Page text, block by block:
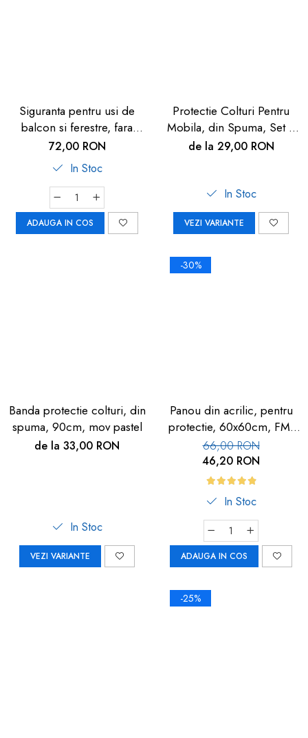
Siguranta pentru usi de
balcon si ferestre, fara
gaurire sau lipire, gri
antracit, Reer WinLock
70021
72,00 RON
In Stoc
ADAUGA IN COS
Protectie Colturi Pentru
Mobila, din Spuma, Set 4
buc
de la 29,00 RON
In Stoc
VEZI VARIANTE
Banda protectie colturi, din
spuma, 90cm, mov pastel
de la 33,00 RON
In Stoc
VEZI VARIANTE
-30%
Panou din acrilic, pentru
protectie, 60x60cm, FM-
113
66,00 RON
46,20 RON
In Stoc
ADAUGA IN COS
-25%